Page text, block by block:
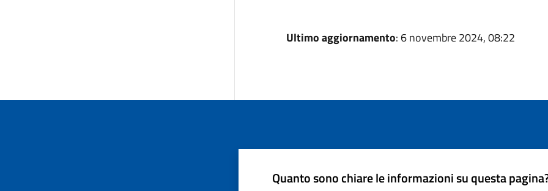
Ultimo aggiornamento: 6 novembre 2024, 08:22
Quanto sono chiare le informazioni su questa